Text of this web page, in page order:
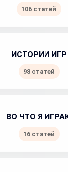
106 статей
ИСТОРИИ ИГР
98 статей
ВО ЧТО Я
16 статей